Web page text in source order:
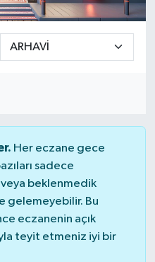
Her eczane gece
sadece
beklenmedik
gelemeyebilir. Bu
eczanenin açık
teyit etmeniz iyi bir